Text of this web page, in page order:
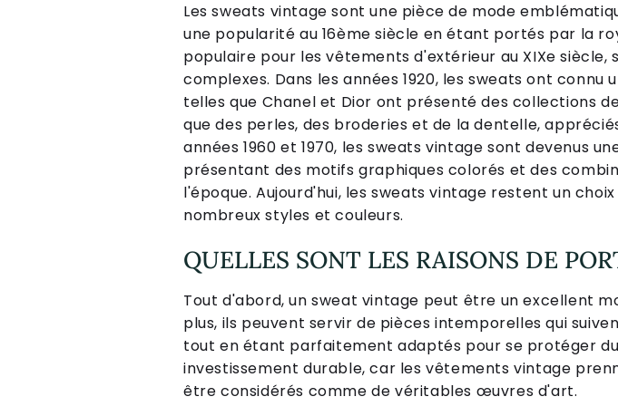
Les sweats vintage sont une pièce de mode
une popularité au 16ème siècle en étant portés par la
populaire pour les vêtements d'extérieur au XIXe
complexes. Dans les années 1920, les sweats ont
telles que Chanel et Dior ont présenté des collections
que des perles, des broderies et de la dentelle,
années 1960 et 1970, les sweats vintage sont devenus
présentant des motifs graphiques colorés et des
l'époque. Aujourd'hui, les sweats vintage restent un
nombreux styles et couleurs.
QUELLES SONT LES RAISONS DE
Tout d'abord, un sweat vintage peut être un excellent
plus, ils peuvent servir de pièces intemporelles qui
tout en étant parfaitement adaptés pour se protéger
investissement durable, car les vêtements vintage
être considérés comme de véritables œuvres d'art.